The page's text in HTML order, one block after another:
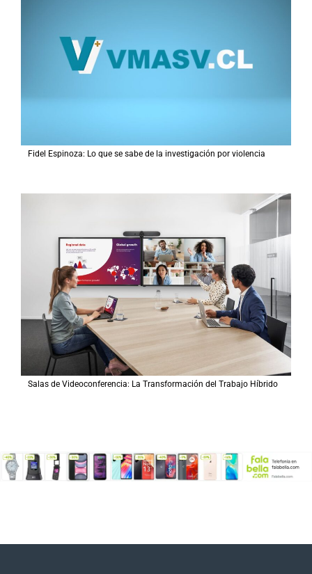
Fidel Espinoza: Lo que se sabe de la investigación por violencia
Salas de Videoconferencia: La Transformación del Trabajo Híbrido